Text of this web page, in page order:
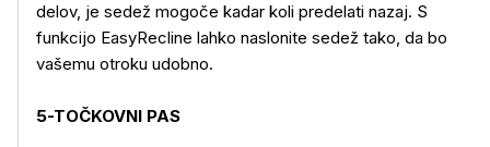
delov, je sedež mogoče kadar koli predelati nazaj. S
funkcijo EasyRecline lahko naslonite sedež tako, da bo
vašemu otroku udobno.
5-TOČKOVNI PAS